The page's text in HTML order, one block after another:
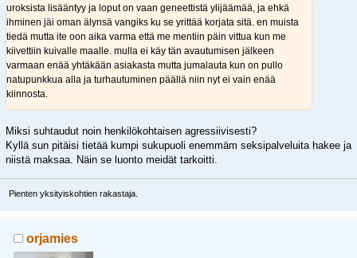
uroksista lisääntyy ja loput on vaan geneettistä ylijäämää, ja ehkä
ihminen jäi oman älynsä vangiks ku se yrittää korjata sitä. en muista
tiedä mutta ite oon aika varma että me mentiin päin vittua kun me
kiivettiin kuivalle maalle. mulla ei käy tän avautumisen jälkeen
varmaan enää yhtäkään asiakasta mutta jumalauta kun on pullo
natupunkkua alla ja turhautuminen päällä niin nyt ei vain enää
kiinnosta.
Miksi suhtaudut noin henkilökohtaisen agressiivisesti?
Kyllä sun pitäisi tietää kumpi sukupuoli enemmäm seksipalveluita hakee ja
niistä maksaa. Näin se luonto meidät tarkoitti.
Pienten yksityiskohtien rakastaja.
orjamies